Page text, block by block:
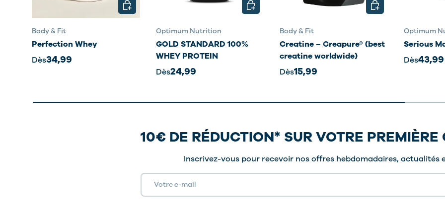
Body & Fit
Perfection Whey
Dès34,99
CHOISIR LES OPTIONS
Optimum Nutrition
GOLD STANDARD 100%
WHEY PROTEIN
Dès24,99
CHOISIR LES OPTIONS
Body & Fit
Creatine – Creapure® (best
creatine worldwide)
Dès15,99
CHOISIR LES OPTIONS
Optimum
Serious
Dès43,99
10€ DE RÉDUCTION* SUR VOTRE
Inscrivez-vous pour recevoir nos offres hebdomadaires, actualités
E-mail